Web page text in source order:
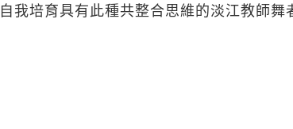
我培育具有此種共整合思維的淡江教師舞